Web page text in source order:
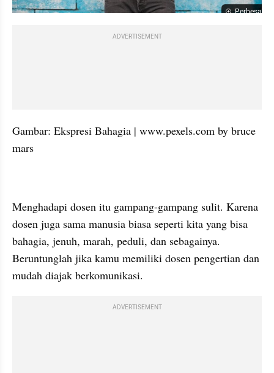
Perbesar
ADVERTISEMENT
Gambar: Ekspresi Bahagia | www.pexels.com by bruce
mars
Menghadapi dosen itu gampang-gampang sulit. Karena
dosen juga sama manusia biasa seperti kita yang bisa
bahagia, jenuh, marah, peduli, dan sebagainya.
Beruntunglah jika kamu memiliki dosen pengertian dan
mudah diajak berkomunikasi.
ADVERTISEMENT